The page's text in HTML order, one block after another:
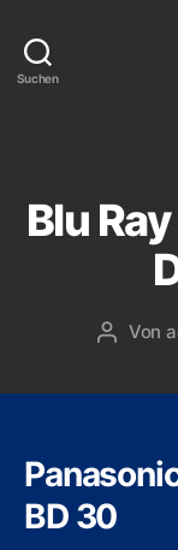
Suchen
Blu
Von
BD 30